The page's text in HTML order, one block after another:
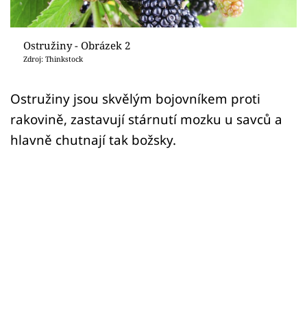
Sledujte nás
Ostružiny - Obrázek 2
Zdroj: Thinkstock
Ostružiny jsou skvělým bojovníkem proti
rakovině, zastavují stárnutí mozku u savců a
hlavně chutnají tak božsky.